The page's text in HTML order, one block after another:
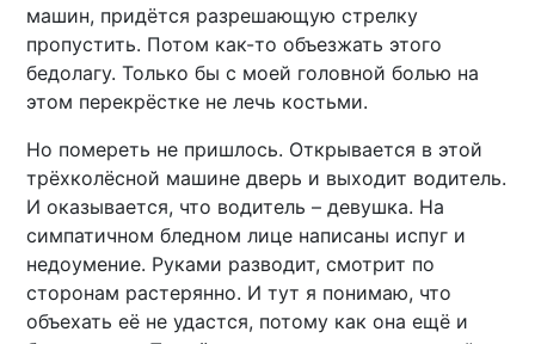
машин, придётся разрешающую стрелку
пропустить. Потом как-то объезжать этого
бедолагу. Только бы с моей головной болью на
этом перекрёстке не лечь костьми.
Но помереть не пришлось. Открывается в этой
трёхколёсной машине дверь и выходит водитель.
И оказывается, что водитель – девушка. На
симпатичном бледном лице написаны испуг и
недоумение. Руками разводит, смотрит по
сторонам растерянно. И тут я понимаю, что
объехать её не удастся, потому как она ещё и